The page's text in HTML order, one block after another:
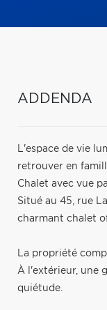
ADDENDA
L'espace de vie
retrouver en
Chalet avec vue
Situé au 45, rue
charmant chalet
La propriété
À l'extérieur, une
quiétude.